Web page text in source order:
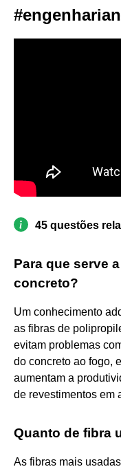
45 questões
Para que serve
concreto?
Um conhecimento
as fibras de
evitam problemas
do concreto ao fogo,
aumentam a
de revestimentos em
Quanto de fibra
As fibras mais